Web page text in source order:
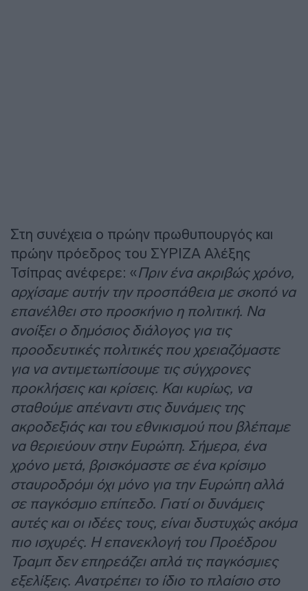
Στη συνέχεια ο πρώην πρωθυπουργός και
πρώην πρόεδρος του ΣΥΡΙΖΑ Αλέξης
Τσίπρας ανέφερε: «Πριν ένα ακριβώς χρόνο,
αρχίσαμε αυτήν την προσπάθεια με σκοπό να
επανέλθει στο προσκήνιο η πολιτική. Να
ανοίξει ο δημόσιος διάλογος για τις
προοδευτικές πολιτικές που χρειαζόμαστε
για να αντιμετωπίσουμε τις σύγχρονες
προκλήσεις και κρίσεις. Και κυρίως, να
σταθούμε απέναντι στις δυνάμεις της
ακροδεξιάς και του εθνικισμού που βλέπαμε
να θεριεύουν στην Ευρώπη. Σήμερα, ένα
χρόνο μετά, βρισκόμαστε σε ένα κρίσιμο
σταυροδρόμι όχι μόνο για την Ευρώπη αλλά
σε παγκόσμιο επίπεδο. Γιατί οι δυνάμεις
αυτές και οι ιδέες τους, είναι δυστυχώς ακόμα
πιο ισχυρές. Η επανεκλογή του Προέδρου
Τραμπ δεν επηρεάζει απλά τις παγκόσμιες
εξελίξεις. Ανατρέπει το ίδιο το πλαίσιο στο